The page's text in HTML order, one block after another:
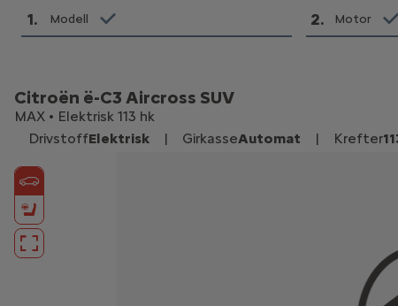
1. Modell 2. Motor
Citroën ë-C3 Aircross SUV
MAX • Elektrisk 113 hk
DrivstoffElektrisk | GirkasseAutomat | Krefter